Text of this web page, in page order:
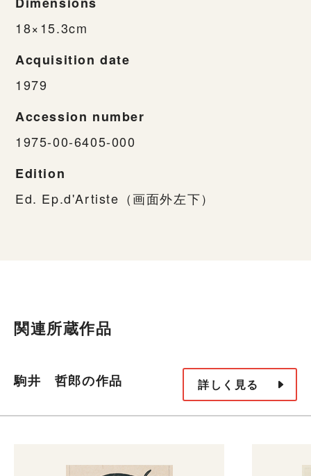
18×15.3cm
Acquisition date
1979
Accession number
1975-00-6405-000
Edition
Ed. Ep.d'Artiste（画面外左下）
関連所蔵作品
駒井 哲郎の作品 詳しく見る